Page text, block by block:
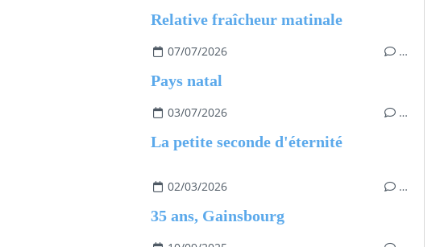
Relative fraîcheur matinale
07/07/2026 …
Pays natal
03/07/2026 …
La petite seconde d'éternité
02/03/2026 …
35 ans, Gainsbourg